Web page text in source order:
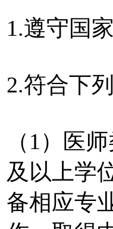
1.遵守国
2.符合下
（1）医
及以上学
备相应专